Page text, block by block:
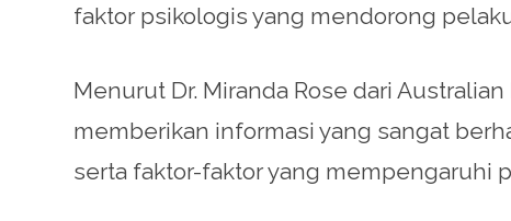
faktor psikologis yang mendorong
Menurut Dr. Miranda Rose dari
memberikan informasi yang sangat
serta faktor-faktor yang mempengaruhi